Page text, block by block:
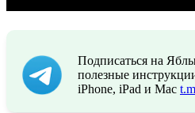
Подписаться на
полезные
iPhone, iPad и Mac